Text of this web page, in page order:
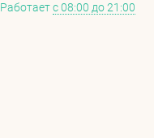
Работаетс 08:00 до 21:00